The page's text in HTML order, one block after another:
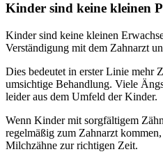
Kinder sind keine kleinen
Kinder sind keine kleinen
Verständigung mit dem Zahnarzt
Dies bedeutet in erster Linie mehr
umsichtige Behandlung. Viele
leider aus dem Umfeld der Kinder.
Wenn Kinder mit sorgfältigem
regelmäßig zum Zahnarzt
Milchzähne zur richtigen Zeit.